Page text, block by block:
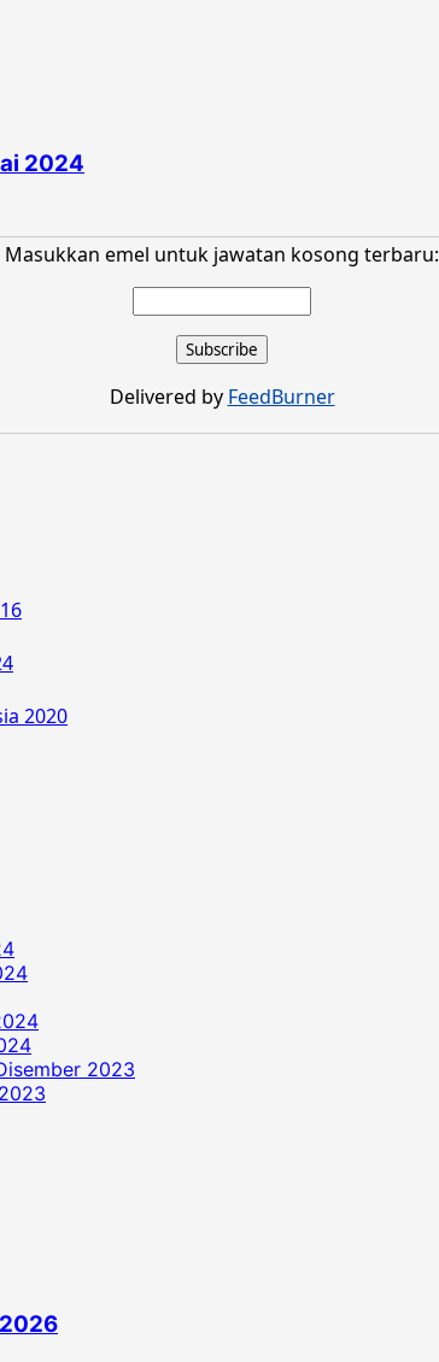
2024
Masukkan emel untuk jawatan kosong terbaru:
Delivered by FeedBurner
2020
2023